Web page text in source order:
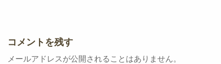
コメントを残す
メールアドレスが公開されることはありません。